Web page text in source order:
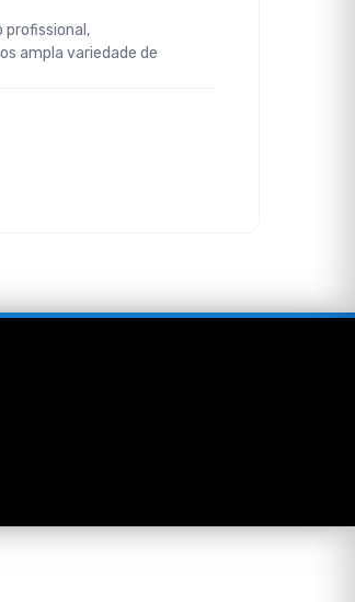
profissional,
ampla variedade de